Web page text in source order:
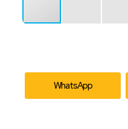
WhatsApp